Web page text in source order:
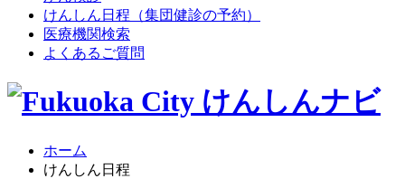
けんしん日程（集団健診の予約）
医療機関検索
よくあるご質問
ホーム
けんしん日程